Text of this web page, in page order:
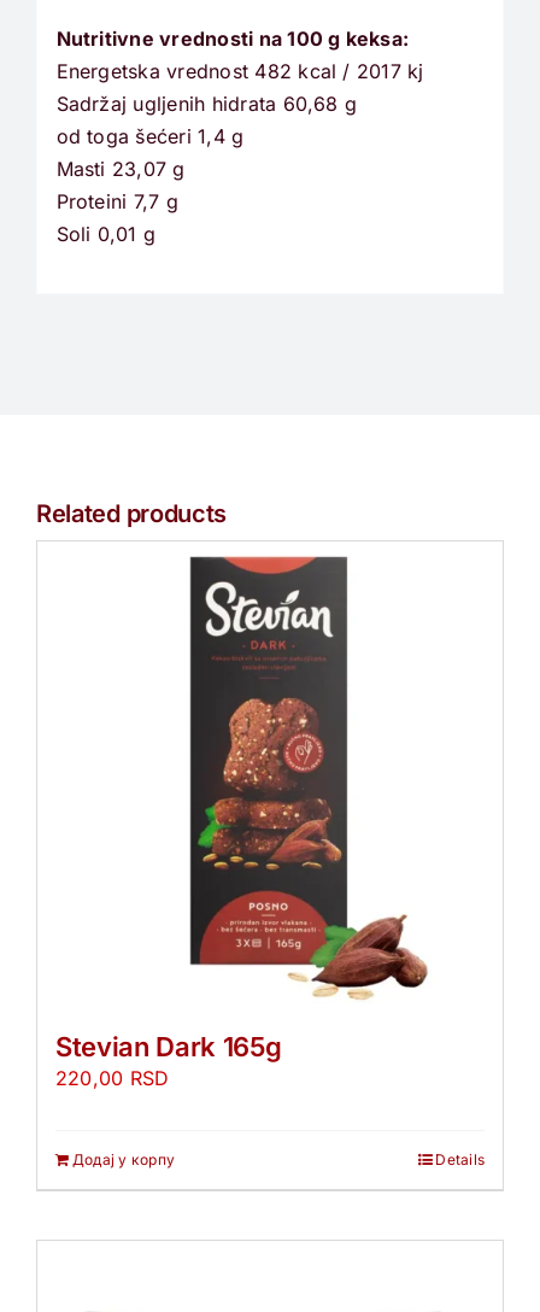
Nutritivne vrednosti na 100 g keksa:
Energetska vrednost 482 kcal / 2017 kj
Sadržaj ugljenih hidrata 60,68 g
od toga šećeri 1,4 g
Masti 23,07 g
Proteini 7,7 g
Soli 0,01 g
Related products
Stevian Dark 165g
220,00 RSD
Додај у корпу Details